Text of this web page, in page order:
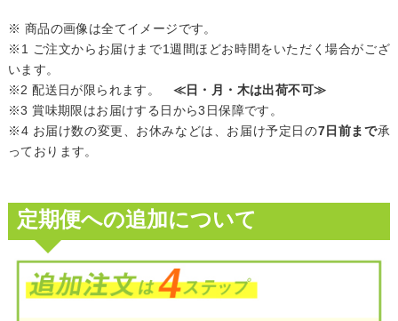
※ 商品の画像は全てイメージです。
※1 ご注文からお届けまで1週間ほどお時間をいただく場合がござ
います。
※2 配送日が限られます。 ≪日・月・木は出荷不可≫
※3 賞味期限はお届けする日から3日保障です。
※4 お届け数の変更、お休みなどは、お届け予定日の7日前まで承
っております。
定期便への追加について